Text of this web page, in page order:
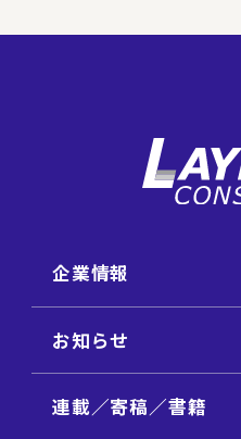
企業情報
お知らせ
連載／寄稿／書籍